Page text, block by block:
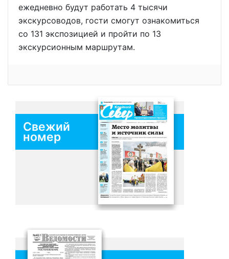
ежедневно будут работать 4 тысячи
экскурсоводов, гости смогут ознакомиться
со 131 экспозицией и пройти по 13
экскурсионным маршрутам.
Свежий
номер